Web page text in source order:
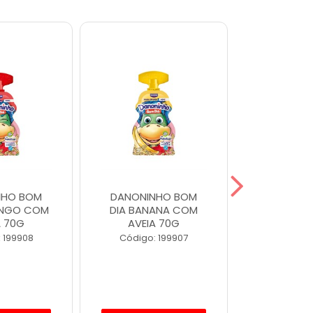
BOM
COM
70G
DANONINHO BOM
DIA BANANA COM
AVEIA 70G
Código: 199907